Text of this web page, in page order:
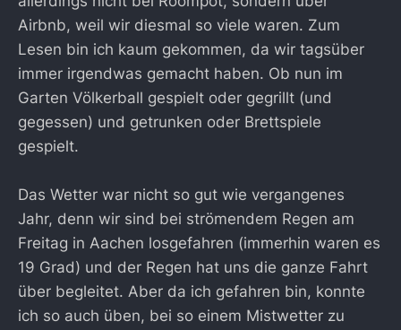
Airbnb, weil wir diesmal so viele waren. Zum
Lesen bin ich kaum gekommen, da wir tagsüber
immer irgendwas gemacht haben. Ob nun im
Garten Völkerball gespielt oder gegrillt (und
gegessen) und getrunken oder Brettspiele
gespielt.
Das Wetter war nicht so gut wie vergangenes
Jahr, denn wir sind bei strömendem Regen am
Freitag in Aachen losgefahren (immerhin waren es
19 Grad) und der Regen hat uns die ganze Fahrt
über begleitet. Aber da ich gefahren bin, konnte
ich so auch üben, bei so einem Mistwetter zu